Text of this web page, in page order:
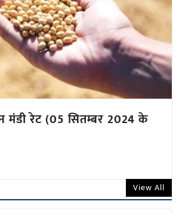
मंडी रेट (05 सितम्बर 2024 के
View All